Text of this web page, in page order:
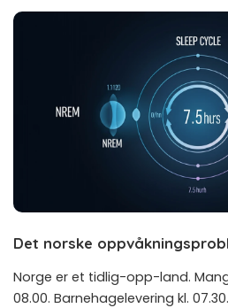
Det norske
Norge er et tidlig-opp-land.
08.00. Barnehagelevering kl.